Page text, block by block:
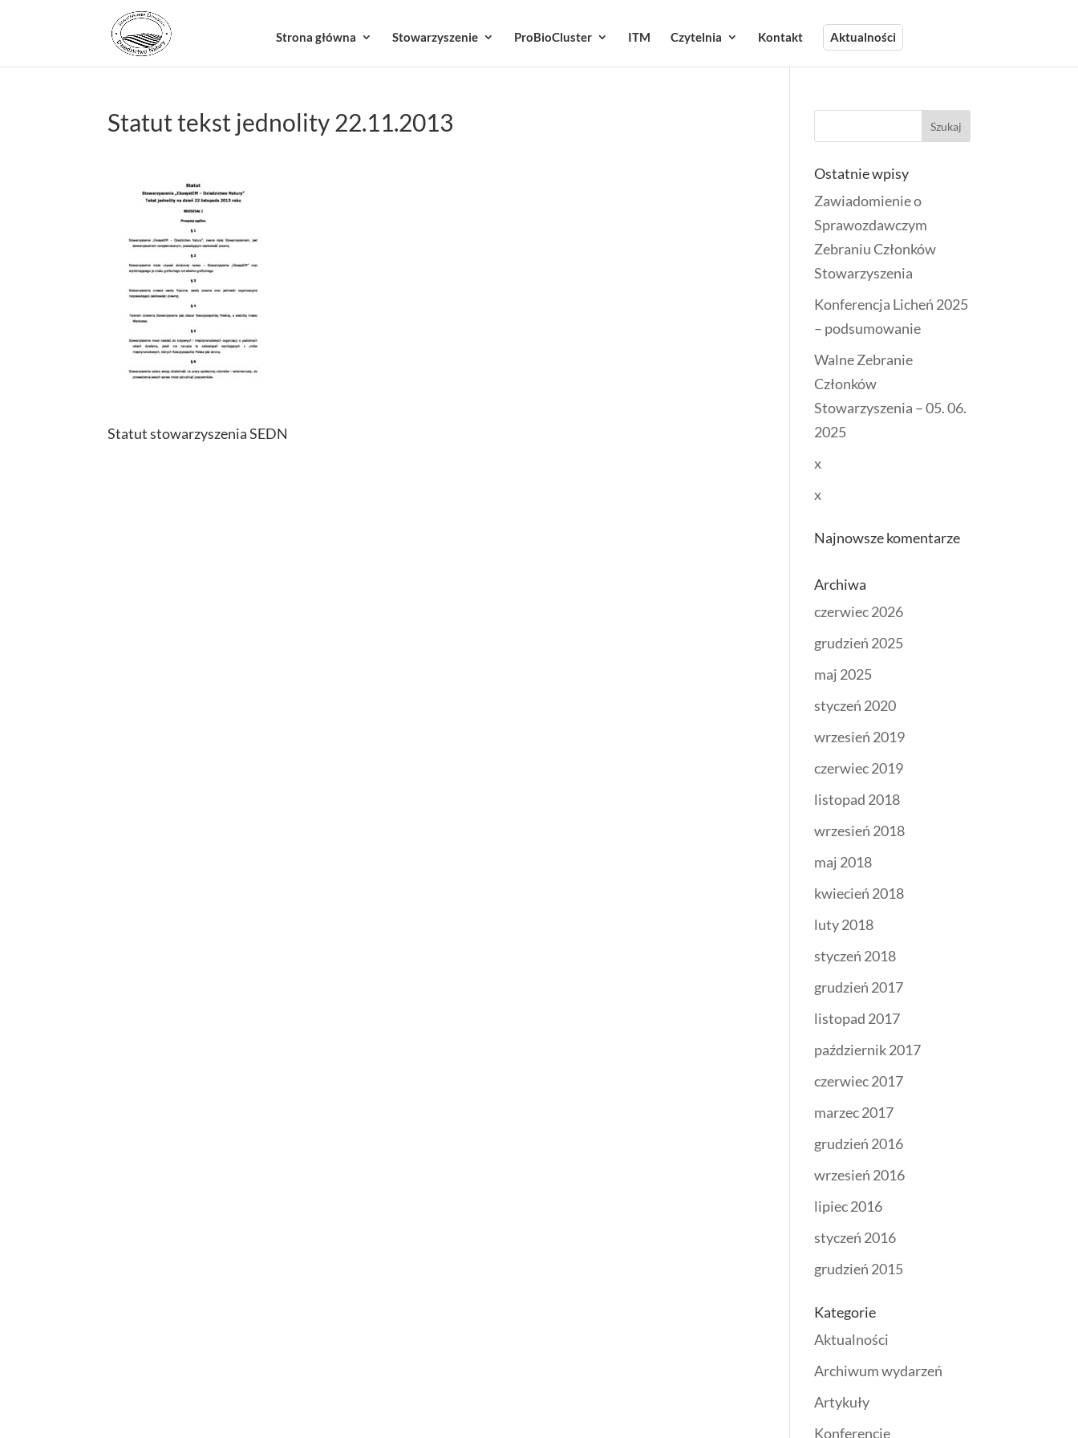
Strona główna Stowarzyszenie ProBioCluster ITM Czytelnia Kontakt Aktualności
Statut tekst jednolity 22.11.2013
Statut stowarzyszenia SEDN
Ostatnie wpisy
Zawiadomienie o
Sprawozdawczym
Zebraniu Członków
Stowarzyszenia
Konferencja Licheń 2025
– podsumowanie
Walne Zebranie
Członków
Stowarzyszenia – 05. 06.
2025
x
x
Najnowsze komentarze
Archiwa
czerwiec 2026
grudzień 2025
maj 2025
styczeń 2020
wrzesień 2019
czerwiec 2019
listopad 2018
wrzesień 2018
maj 2018
kwiecień 2018
luty 2018
styczeń 2018
grudzień 2017
listopad 2017
październik 2017
czerwiec 2017
marzec 2017
grudzień 2016
wrzesień 2016
lipiec 2016
styczeń 2016
grudzień 2015
Kategorie
Aktualności
Archiwum wydarzeń
Artykuły
Konferencje